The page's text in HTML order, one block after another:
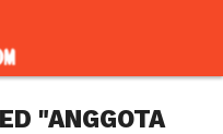
"ANGGOTA